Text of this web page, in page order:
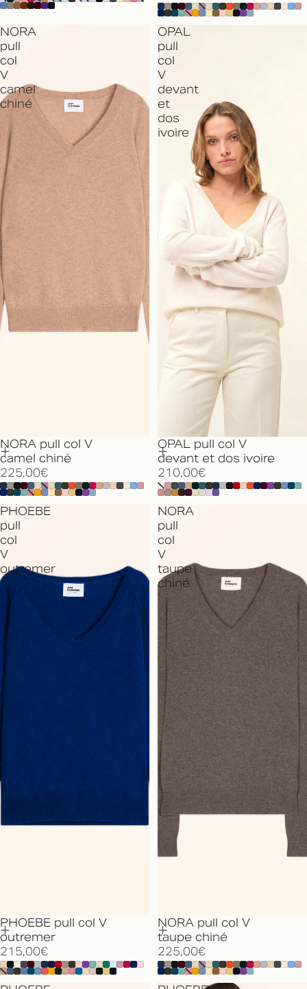
NORA
pull
col
V
camel
chiné
NORA pull col V
camel chiné
225,00€
OPAL
pull
col
V
devant
et
dos
ivoire
OPAL pull col V
devant et dos ivoire
210,00€
PHOEBE
pull
col
V
outremer
PHOEBE pull col V
outremer
215,00€
NORA
pull
col
V
taupe
chiné
NORA pull col V
taupe chiné
225,00€